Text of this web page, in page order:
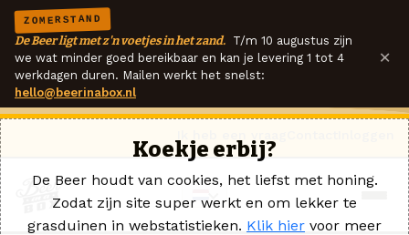
ZOMERSTAND
De Beer ligt met z'n voetjes in het zand. T/m 10 augustus zijn
we wat minder goed bereikbaar en kan je levering 1 tot 4
werkdagen duren. Mailen werkt het snelst:
hello@beerinabox.nl
×
Koekje erbij?
De Beer houdt van cookies, het liefst met honing.
Zodat zijn site super werkt en om lekker te
grasduinen in webstatistieken. Klik hier voor meer